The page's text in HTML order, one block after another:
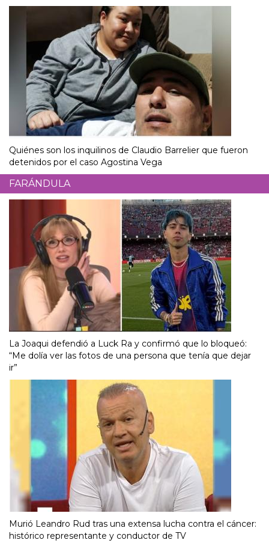
Quiénes son los inquilinos de Claudio Barrelier que fueron
detenidos por el caso Agostina Vega
FARÁNDULA
La Joaqui defendió a Luck Ra y confirmó que lo bloqueó:
“Me dolía ver las fotos de una persona que tenía que dejar
ir”
Murió Leandro Rud tras una extensa lucha contra el cáncer:
histórico representante y conductor de TV